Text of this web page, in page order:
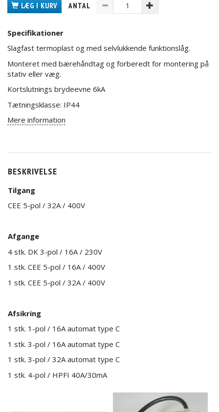
LÆG I KURV ANTAL
Specifikationer
Slagfast termoplast og med selvlukkende funktionslåg.
Monteret med bærehåndtag og forberedt for montering på
stativ eller væg.
Kortslutnings brydeevne 6kA
Tætningsklasse: IP44
Mere information
BESKRIVELSE
Tilgang
CEE 5-pol / 32A / 400V
Afgange
4 stk. DK 3-pol / 16A / 230V
1 stk. CEE 5-pol / 16A / 400V
1 stk. CEE 5-pol / 32A / 400V
Afsikring
1 stk. 1-pol / 16A automat type C
1 stk. 3-pol / 16A automat type C
1 stk. 3-pol / 32A automat type C
1 stk. 4-pol / HPFI 40A/30mA